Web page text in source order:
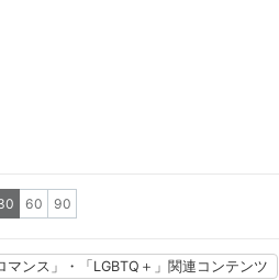
60 90
マンス」・「LGBTQ＋」関連コンテンツ